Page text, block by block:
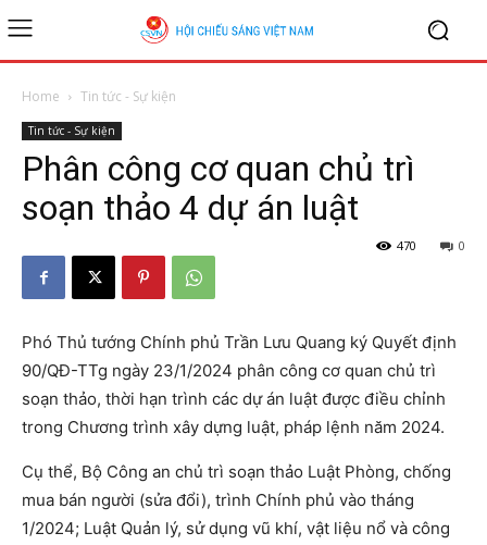
Home Tin tức - Sự kiện
Tin tức - Sự kiện
Phân công cơ quan chủ trì
soạn thảo 4 dự án luật
0
470
Phó Thủ tướng Chính phủ Trần Lưu Quang ký Quyết định
90/QĐ-TTg ngày 23/1/2024 phân công cơ quan chủ trì
soạn thảo, thời hạn trình các dự án luật được điều chỉnh
trong Chương trình xây dựng luật, pháp lệnh năm 2024.
Cụ thể, Bộ Công an chủ trì soạn thảo Luật Phòng, chống
mua bán người (sửa đổi), trình Chính phủ vào tháng
1/2024; Luật Quản lý, sử dụng vũ khí, vật liệu nổ và công